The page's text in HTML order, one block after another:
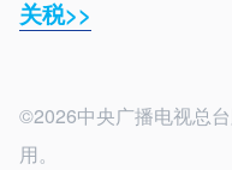
关税>>
©2026中央广播电视总
用。